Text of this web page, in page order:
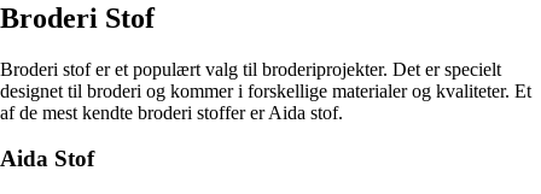
Broderi Stof
Broderi stof er et populært valg til broderiprojekter. Det er specielt
designet til broderi og kommer i forskellige materialer og kvaliteter. Et
af de mest kendte broderi stoffer er Aida stof.
Aida Stof